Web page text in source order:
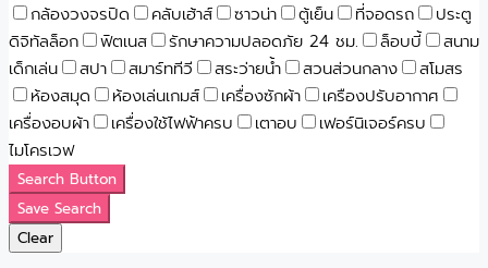
กล้องวงจรปิด
คลับเฮ้าส์ ซาวน่า ตู้เย็น ที่จอดรถ
ประตู
ดิจิทัลล็อก
ฟิตเนส รักษาความปลอดภัย 24 ชม. ล็อบบี้
สนาม
เด็กเล่น
สปา สมาร์ททีวี สระว่ายน้ำ สวนส่วนกลาง
สโมสร
ห้องสมุด
ห้องเล่นเกมส์ เครื่องซักผ้า
เครืองปรับอากาศ
เครื่องอบผ้า
เครื่องใช้ไฟฟ้าครบ เตาอบ
เฟอร์นิเจอร์ครบ
ไมโครเวฟ
Search Button
Save Search
Clear